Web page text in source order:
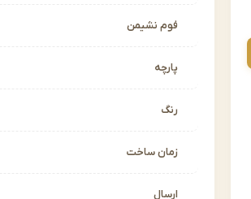
فوم نشیمن
پارچه
رنگ
زمان ساخت
ارسال